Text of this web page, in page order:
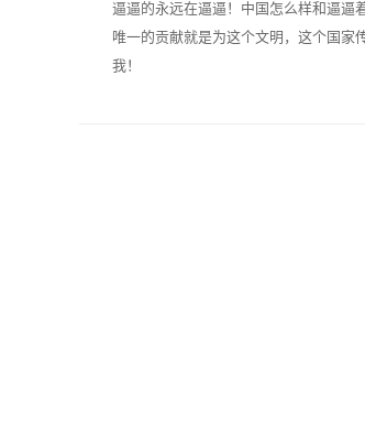
逼逼的永远在逼逼！中国怎么样和逼逼
唯一的贡献就是为这个文明，这个国家
我！